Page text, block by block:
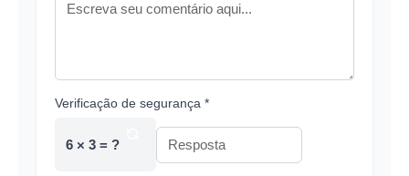
Verificação de segurança *
6 × 3 = ?